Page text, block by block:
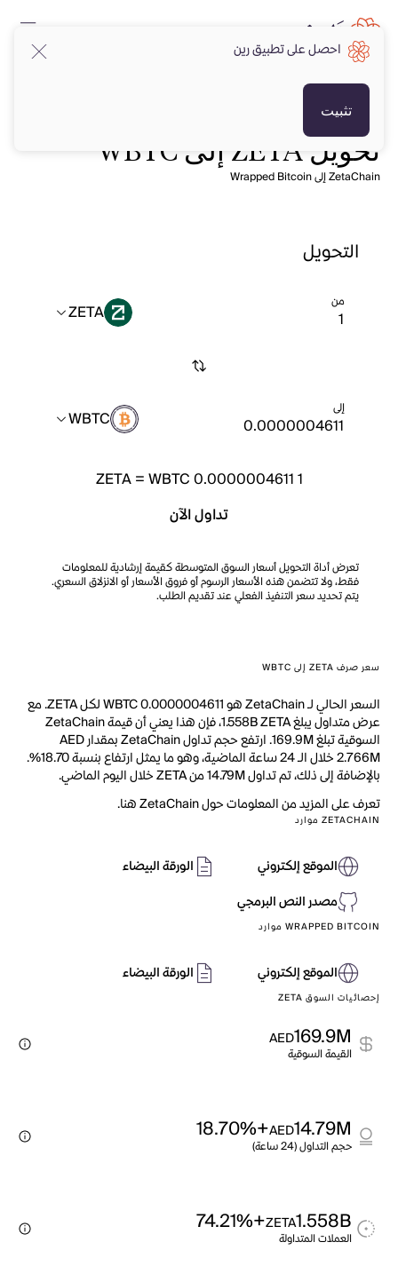
تحويل ZETA إلى WBTC
ZetaChain إلى Wrapped Bitcoin
التحويل
من ZETA
إلى WBTC
1
ZETA=WBTC 0.0000004611
تداول الآن
تعرض أداة التحويل أسعار السوق المتوسطة كقيمة إرشادية للمعلومات
فقط، ولا تتضمن هذه الأسعار الرسوم أو فروق الأسعار أو الانزلاق السعري.
يتم تحديد سعر التنفيذ الفعلي عند تقديم الطلب.
سعر صرف ZETA إلى WBTC
السعر الحالي لـ ZetaChain هو WBTC 0.0000004611 لكل ZETA. مع
عرض متداول يبلغ 1.558B ZETA، فإن هذا يعني أن قيمة ZetaChain
السوقية تبلغ 169.9M. ارتفع حجم تداول ZetaChain بمقدار AED
2.766M خلال الـ 24 ساعة الماضية، وهو ما يمثل ارتفاع بنسبة 18.70%.
بالإضافة إلى ذلك، تم تداول 14.79M من ZETA خلال اليوم الماضي.
تعرف على المزيد من المعلومات حول ZetaChain هنا.
ZETACHAIN موارد
الموقع إلكتروني
الورقة البيضاء
مصدر النص البرمجي
WRAPPED BITCOIN موارد
الموقع إلكتروني الورقة البيضاء
إحصائيات السوق ZETA
169.9M
AED
القيمة السوقية
14.79M
AED
+18.70%
حجم التداول (24 ساعة)
1.558B
ZETA
+74.21%
العملات المتداولة
احصل على تطبيق رين
تثبيت